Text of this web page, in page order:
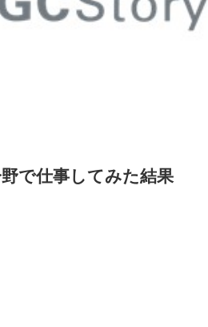
で仕事してみた結果